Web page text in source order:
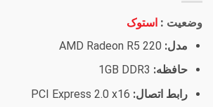
وضعیت : استوک
مدل:
حافظه:
رابط اتصال: